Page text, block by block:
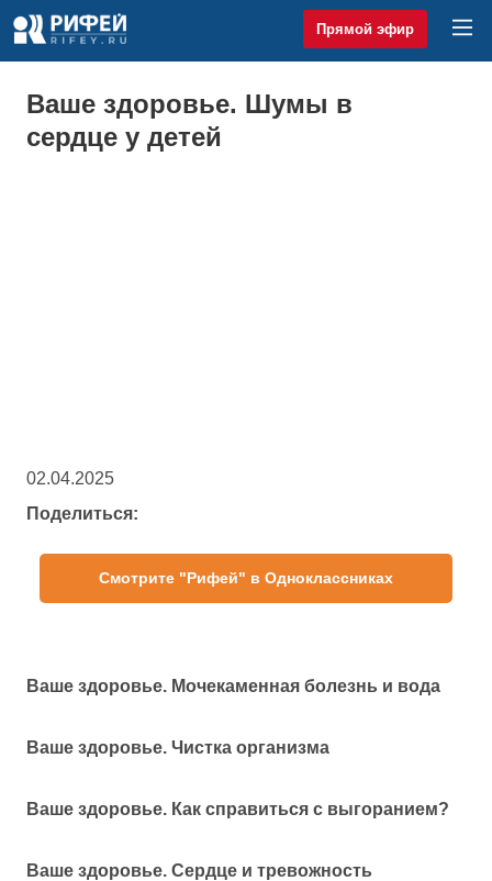
Прямой эфир
Ваше здоровье. Шумы в
сердце у детей
02.04.2025
Поделиться:
Смотрите "Рифей" в Одноклассниках
Ваше здоровье. Мочекаменная болезнь и вода
Ваше здоровье. Чистка организма
Ваше здоровье. Как справиться с выгоранием?
Ваше здоровье. Сердце и тревожность